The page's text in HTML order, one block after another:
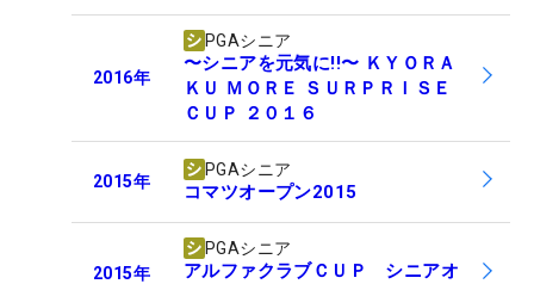
2016年
PGAシニア
〜シニアを元気に!!〜 ＫＹＯＲＡ
ＫＵ ＭＯＲＥ ＳＵＲＰＲＩＳＥ
ＣＵＰ ２０１６
2015年
PGAシニア
コマツオープン2015
2015年
PGAシニア
アルファクラブＣＵＰ シニアオ